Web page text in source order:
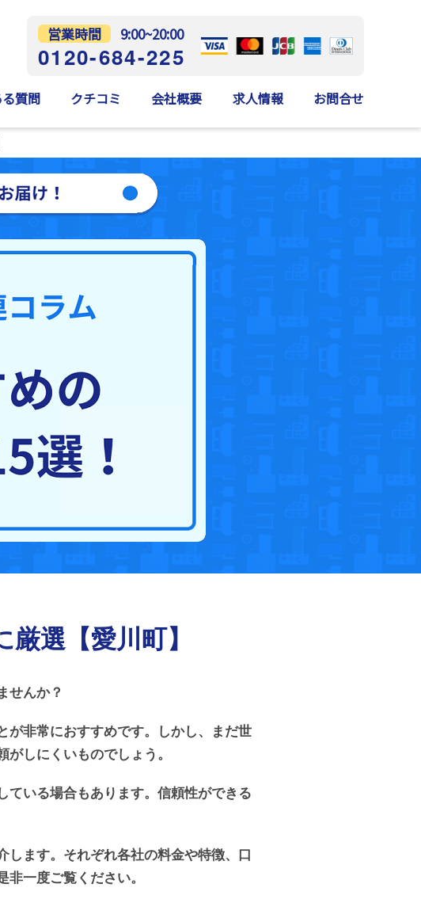
営業時間 9:00~20:00
0120-684-225
質問 クチコミ 会社概要 求人情報 お問合せ
選【愛川町】
せんか？
が非常におすすめです。しかし、まだ世
しにくいものでしょう。
ている場合もあります。信頼性ができる
ます。それぞれ各社の料金や特徴、口
一度ご覧ください。